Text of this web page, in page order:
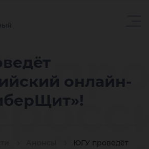
онлайн-
ЮГУ проведёт